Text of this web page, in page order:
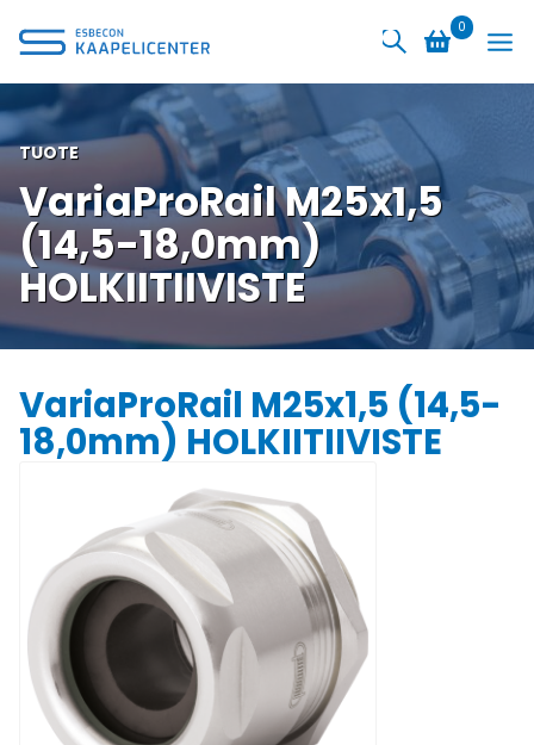
sisältöön
0
TUOTE
VariaProRail M25x1,5
(14,5-18,0mm)
HOLKIITIIVISTE
VariaProRail M25x1,5 (14,5-
18,0mm) HOLKIITIIVISTE